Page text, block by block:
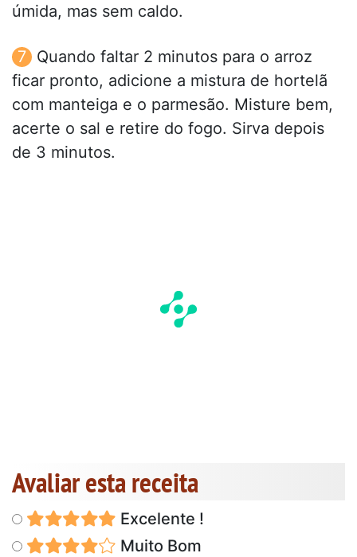
úmida, mas sem caldo.
Quando faltar 2 minutos para o arroz
ficar pronto, adicione a mistura de hortelã
com manteiga e o parmesão. Misture bem,
acerte o sal e retire do fogo. Sirva depois
de 3 minutos.
Avaliar esta receita
Excelente !
Muito Bom